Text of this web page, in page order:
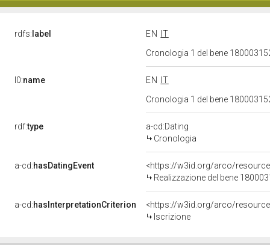
rdfs: label EN
IT
Cronologia 1 del bene
l0:name EN
IT
Cronologia 1 del bene
rdf:type
a-cd:Dating
Cronologia
a-cd:hasDatingEvent
<https://w3id.org/arco/
Realizzazione del bene
a-cd:hasInterpretationCriterion
<https://w3id.org/arco/
Iscrizione